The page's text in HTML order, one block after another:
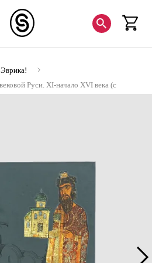
Эврика!
Руси. XI-начало XVI века (с